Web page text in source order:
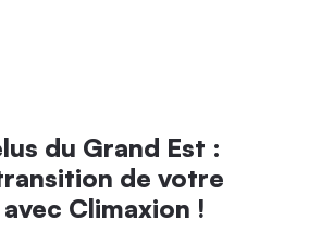
du Grand Est :
de votre
Climaxion !